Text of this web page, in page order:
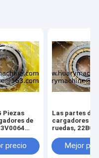
Piezas
de
precio
Las partes de
cargadores de
ruedas,
Mejor